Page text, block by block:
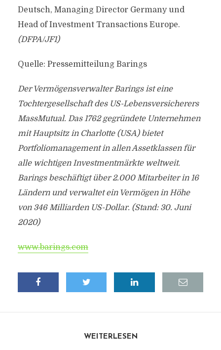
Deutsch, Managing Director Germany und
Head of Investment Transactions Europe.
(DFPA/JF1)
Quelle: Pressemitteilung Barings
Der Vermögensverwalter Barings ist eine
Tochtergesellschaft des US-Lebensversicherers
MassMutual. Das 1762 gegründete Unternehmen
mit Hauptsitz in Charlotte (USA) bietet
Portfoliomanagement in allen Assetklassen für
alle wichtigen Investmentmärkte weltweit.
Barings beschäftigt über 2.000 Mitarbeiter in 16
Ländern und verwaltet ein Vermögen in Höhe
von 346 Milliarden US-Dollar. (Stand: 30. Juni
2020)
www.barings.com
WEITERLESEN